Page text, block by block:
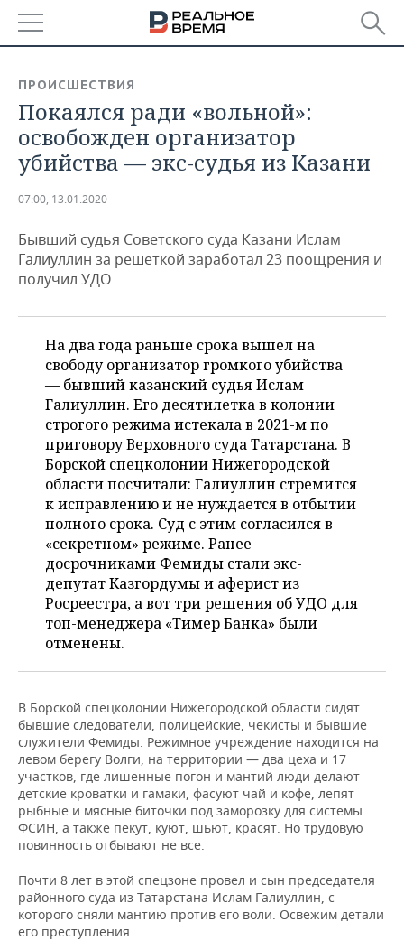
БАШКОРТОСТАН
ТАТАРСТАН
НОВОСТИ
АНАЛИТИКА
ДЕКЛАРАЦИИ О ДОХОДАХ
КОРОЛИ ГОСЗАКАЗА ПФО
ВУЗЫ ТАТАРСТАНА
КОМУ ПРИНАДЛЕЖАТ
ТОРГОВЫЕ ЦЕНТРЫ
ТАТАРСТАНА
НОВОСТИ ЭКОНОМИКИ
ФИНАНСЫ
БАНКИ
БЮДЖЕТ
ИНВЕСТИЦИИ
ПРОМЫШЛЕННОСТЬ
НОВОСТИ
ПРОМЫШЛЕННОСТИ
МАШИНОСТРОЕНИЕ
НЕФТЕХИМИЯ
НЕФТЬ
ОПК
ЭНЕРГЕТИКА
НЕДВИЖИМОСТЬ
НОВОСТИ НЕДВИЖИМОСТИ
АВТО
НОВОСТИ АВТО
БИЗНЕС
НОВОСТИ БИЗНЕСА
РОЗНИЧНАЯ ТОРГОВЛЯ
ТРАНСПОРТ
УСЛУГИ
ТЕХНОЛОГИИ
НОВОСТИ ТЕХНОЛОГИЙ
МЕДИА
ТЕЛЕКОММУНИКАЦИИ
МЕРОПРИЯТИЯ
НОВОСТИ МЕРОПРИЯТИЙ
ВЫЕЗДНАЯ РЕДАКЦИЯ
БИЗНЕС-БРАНЧИ
ONLINE-КОНФЕРЕНЦИИ
ОТКРЫТАЯ ЛЕКЦИЯ
СПОРТ
НОВОСТИ СПОРТА
ФУТБОЛ
ХОККЕЙ
БАСКЕТБОЛ
КИБЕРСПОРТ
ФИГУРНОЕ КАТАНИЕ
ВОДНЫЕ ВИДЫ СПОРТА
ХОККЕЙ С МЯЧОМ
ОБЩЕСТВО
НОВОСТИ ОБЩЕСТВА
ВЛАСТЬ
ИНФРАСТРУКТУРА
КУЛЬТУРА
МЕДИЦИНА
ОБРАЗОВАНИЕ
ПРОИСШЕСТВИЯ
ФОТОГАЛЕРЕЯ
СЮЖЕТЫ
СПРАВОЧНИК
СПИСОК КОМПАНИЙ
ПРОИСШЕСТВИЯ
Покаялся ради «вольной»:
освобожден организатор
убийства — экс-судья из Казани
07:00, 13.01.2020
Бывший судья Советского суда Казани Ислам
Галиуллин за решеткой заработал 23 поощрения и
получил УДО
На два года раньше срока вышел на
свободу организатор громкого убийства
— бывший казанский судья Ислам
Галиуллин. Его десятилетка в колонии
строгого режима истекала в 2021-м по
приговору Верховного суда Татарстана. В
Борской спецколонии Нижегородской
области посчитали: Галиуллин стремится
к исправлению и не нуждается в отбытии
полного срока. Суд с этим согласился в
«секретном» режиме. Ранее
досрочниками Фемиды стали экс-
депутат Казгордумы и аферист из
Росреестра, а вот три решения об УДО для
топ-менеджера «Тимер Банка» были
отменены.
В Борской спецколонии Нижегородской области сидят
бывшие следователи, полицейские, чекисты и бывшие
служители Фемиды. Режимное учреждение находится на
левом берегу Волги, на территории — два цеха и 17
участков, где лишенные погон и мантий люди делают
детские кроватки и гамаки, фасуют чай и кофе, лепят
рыбные и мясные биточки под заморозку для системы
ФСИН, а также пекут, куют, шьют, красят. Но трудовую
повинность отбывают не все.
Почти 8 лет в этой спецзоне провел и сын председателя
районного суда из Татарстана Ислам Галиуллин, с
которого сняли мантию против его воли. Освежим детали
его преступления...